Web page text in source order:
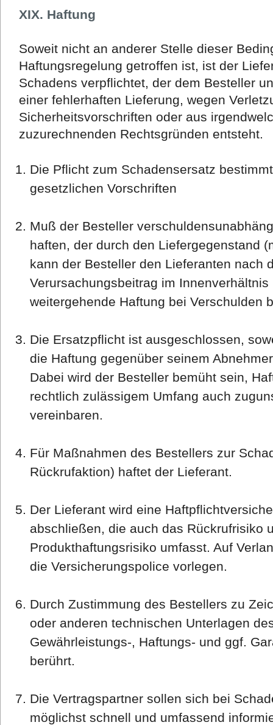
XIX. Haftung
Soweit nicht an anderer Stelle dieser
Haftungsregelung getroffen ist, ist der
Schadens verpflichtet, der dem Besteller
einer fehlerhaften Lieferung, wegen
Sicherheitsvorschriften oder aus
zuzurechnenden Rechtsgründen entsteht.
Die Pflicht zum Schadensersatz
gesetzlichen Vorschriften
Muß der Besteller
haften, der durch den Liefergegenstand
kann der Besteller den Lieferanten nach
Verursachungsbeitrag im
weitergehende Haftung bei Verschulden
Die Ersatzpflicht ist ausgeschlossen,
die Haftung gegenüber seinem
Dabei wird der Besteller bemüht sein,
rechtlich zulässigem Umfang auch
vereinbaren.
Für Maßnahmen des Bestellers zur
Rückrufaktion) haftet der Lieferant.
Der Lieferant wird eine
abschließen, die auch das Rückrufrisiko
Produkthaftungsrisiko umfasst. Auf
die Versicherungspolice vorlegen.
Durch Zustimmung des Bestellers zu
oder anderen technischen Unterlagen
Gewährleistungs-, Haftungs- und ggf.
berührt.
Die Vertragspartner sollen sich bei
möglichst schnell und umfassend